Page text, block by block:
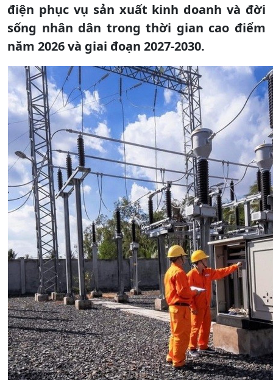
điện phục vụ sản xuất kinh doanh và đời
sống nhân dân trong thời gian cao điểm
năm 2026 và giai đoạn 2027-2030.